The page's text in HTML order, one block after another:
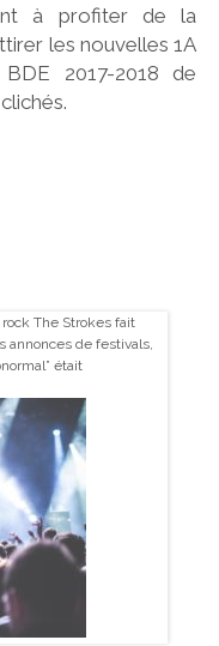
à profiter de la
les nouvelles 1A
2017-2018 de
The Strokes fait
annonces de festivals,
était